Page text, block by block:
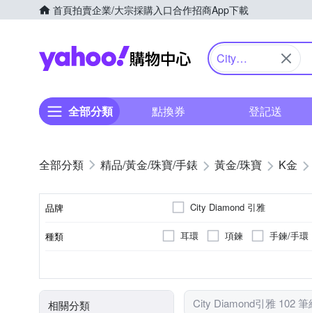
首頁拍賣企業/大宗採購入口合作招商App下載
Yahoo購物中心
City
全部分類 點換券 登記送
精品/黃金/珠寶/手錶 黃金/珠寶 K金
品牌 City Diamond 引雅
種類 耳環 項鍊 手鍊/手環
相關分類 City Diamond引雅 102 筆